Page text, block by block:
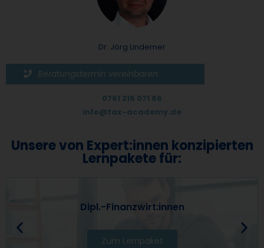
Dr. Jörg Lindemer
Beratungstermin vereinbaren
0761 216 071 66
info@tax-academy.de
Unsere von Expert:innen konzipierten
Lernpakete für:
Dipl.-Finanzwirt:innen
Zum Lernpaket